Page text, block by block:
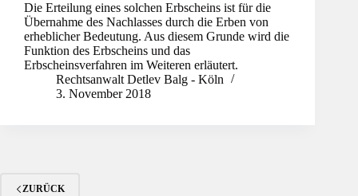
Die Erteilung eines solchen Erbscheins ist für die
Übernahme des Nachlasses durch die Erben von
erheblicher Bedeutung. Aus diesem Grunde wird die
Funktion des Erbscheins und das
Erbscheinsverfahren im Weiteren erläutert.
Rechtsanwalt Detlev Balg - Köln
3. November 2018
ZURÜCK